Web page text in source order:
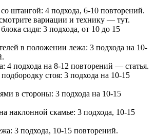
со штангой: 4 подхода, 6-10 повторений.
вариации и технику — тут.
сидя: 3 подхода, от 10 до 15
в положении лежа: 3 подхода на 10-
4 подхода на 8-12 повторений — статья.
стоя: 3 подхода на 10-15
в стороны: 3 подхода на 10-15
наклонной скамье: 3 подхода, 10-15
3 подхода, 10-15 повторений.